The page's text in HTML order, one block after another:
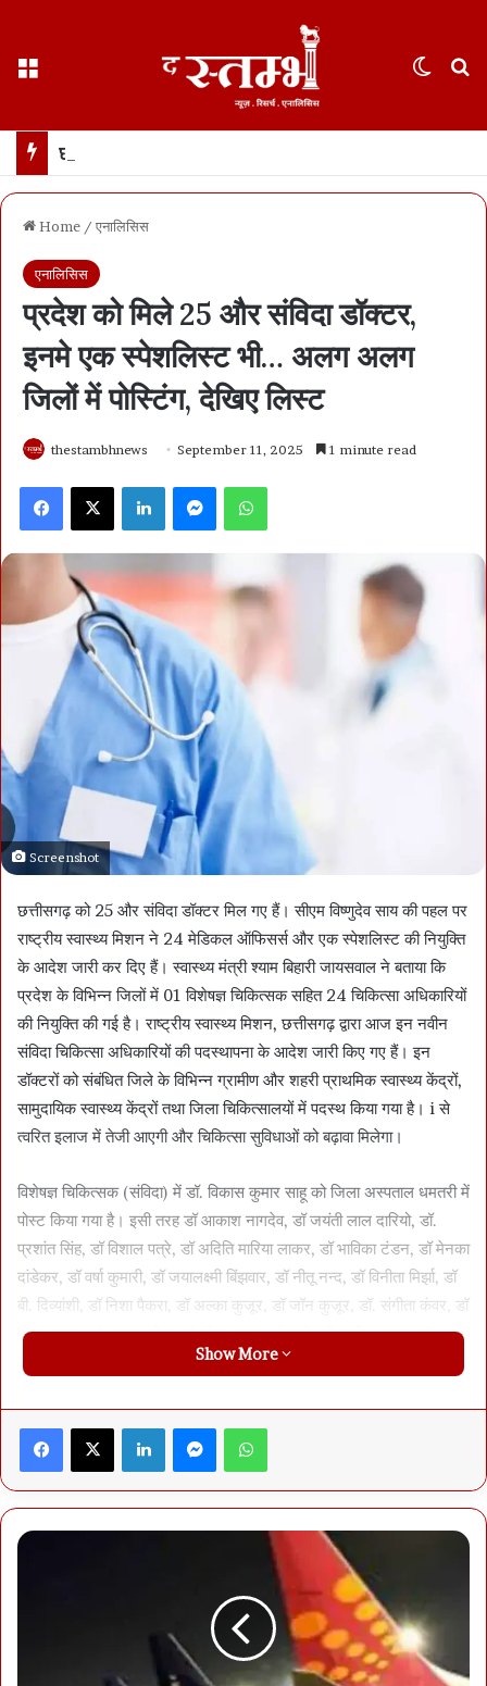
Home / एनालिसिस
एनालिसिस
प्रदेश को मिले 25 और संविदा डॉक्टर,
इनमे एक स्पेशलिस्ट भी… अलग अलग
जिलों में पोस्टिंग, देखिए लिस्ट
thestambhnews September 11, 2025 1 minute read
Facebook X LinkedIn
Screenshot
छत्तीसगढ़ को 25 और संविदा डॉक्टर मिल गए हैं। सीएम विष्णुदेव साय की पहल पर
राष्ट्रीय स्वास्थ्य मिशन ने 24 मेडिकल ऑफिसर्स और एक स्पेशलिस्ट की नियुक्ति
के आदेश जारी कर दिए हैं। स्वास्थ्य मंत्री श्याम बिहारी जायसवाल ने बताया कि
प्रदेश के विभिन्न जिलों में 01 विशेषज्ञ चिकित्सक सहित 24 चिकित्सा अधिकारियों
की नियुक्ति की गई है। राष्ट्रीय स्वास्थ्य मिशन, छत्तीसगढ़ द्वारा आज इन नवीन
संविदा चिकित्सा अधिकारियों की पदस्थापना के आदेश जारी किए गए हैं। इन
डॉक्टरों को संबंधित जिले के विभिन्न ग्रामीण और शहरी प्राथमिक स्वास्थ्य केंद्रों,
सामुदायिक स्वास्थ्य केंद्रों तथा जिला चिकित्सालयों में पदस्थ किया गया है। i से
त्वरित इलाज में तेजी आएगी और चिकित्सा सुविधाओं को बढ़ावा मिलेगा।
विशेषज्ञ चिकित्सक (संविदा) में डॉ. विकास कुमार साहू को जिला अस्पताल धमतरी में
पोस्ट किया गया है। इसी तरह डॉ आकाश नागदेव, डॉ जयंती लाल दारियो, डॉ.
प्रशांत सिंह, डॉ विशाल पत्रे, डॉ अदिति मारिया लाकर, डॉ भाविका टंडन, डॉ मेनका
दांडेकर, डॉ वर्षा कुमारी, डॉ जयालक्ष्मी बिंझवार, डॉ नीतू नन्द, डॉ विनीता मिर्झा, डॉ
बी. दिव्यांशी, डॉ निशा पैकरा, डॉ अल्का कुजूर, डॉ जॉन कुजूर, डॉ. संगीता कंवर, डॉ
हीना कश्यप, डॉ शायल पटेल, डॉ नीरज कुमार गंगराले, डॉ प्रवीन कुमार, डॉ
आशुतोष, डॉ दीप्ति जतवार, डॉ दीपाली भूआर्य, डॉ झरना रानी मारकोले को प्रदेश
Show More
Facebook X LinkedIn